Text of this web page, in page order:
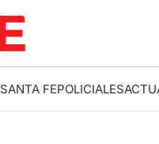
SANTA FEPOLICIALES